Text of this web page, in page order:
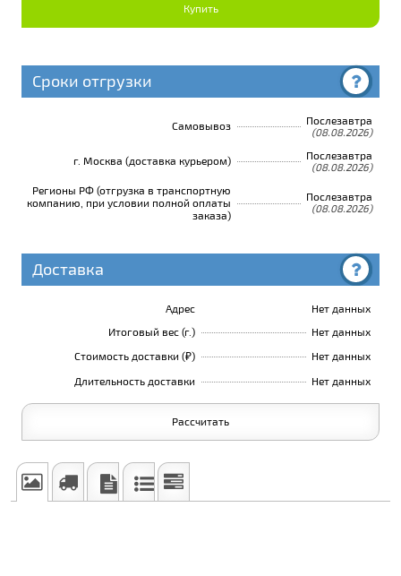
Купить
Сроки отгрузки
Самовывоз Послезавтра
(08.08.2026)
г. Москва (доставка курьером) Послезавтра
(08.08.2026)
Регионы РФ (отгрузка в транспортную
компанию, при условии полной оплаты
заказа)
Послезавтра
(08.08.2026)
Доставка
Адрес
Нет данных
Итоговый вес (г.)
Нет данных
Стоимость доставки (₽)
Нет данных
Длительность доставки
Нет данных
Рассчитать